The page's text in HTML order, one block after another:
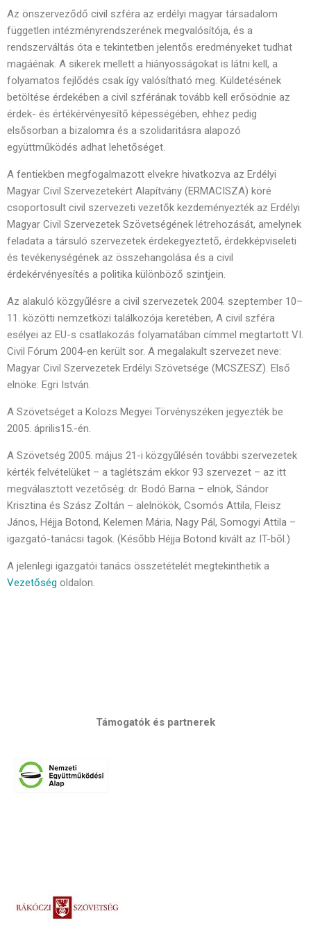
Az önszerveződő civil szféra az erdélyi magyar társadalom
független intézményrendszerének megvalósítója, és a
rendszerváltás óta e tekintetben jelentős eredményeket tudhat
magáénak. A sikerek mellett a hiányosságokat is látni kell, a
folyamatos fejlődés csak így valósítható meg. Küldetésének
betöltése érdekében a civil szférának tovább kell erősödnie az
érdek- és értékérvényesítő képességében, ehhez pedig
elsősorban a bizalomra és a szolidaritásra alapozó
együttműködés adhat lehetőséget.
A fentiekben megfogalmazott elvekre hivatkozva az Erdélyi
Magyar Civil Szervezetekért Alapítvány (ERMACISZA) köré
csoportosult civil szervezeti vezetők kezdeményezték az Erdélyi
Magyar Civil Szervezetek Szövetségének létrehozását, amelynek
feladata a társuló szervezetek érdekegyeztető, érdekképviseleti
és tevékenységének az összehangolása és a civil
érdekérvényesítés a politika különböző szintjein.
Az alakuló közgyűlésre a civil szervezetek 2004. szeptember 10–
11. közötti nemzetközi találkozója keretében, A civil szféra
esélyei az EU-s csatlakozás folyamatában címmel megtartott VI.
Civil Fórum 2004-en került sor. A megalakult szervezet neve:
Magyar Civil Szervezetek Erdélyi Szövetsége (MCSZESZ). Első
elnöke: Egri István.
A Szövetséget a Kolozs Megyei Törvényszéken jegyezték be
2005. április15.-én.
A Szövetség 2005. május 21-i közgyűlésén további szervezetek
kérték felvételüket – a taglétszám ekkor 93 szervezet – az itt
megválasztott vezetőség: dr. Bodó Barna – elnök, Sándor
Krisztina és Szász Zoltán – alelnökök, Csomós Attila, Fleisz
János, Héjja Botond, Kelemen Mária, Nagy Pál, Somogyi Attila –
igazgató-tanácsi tagok. (Később Héjja Botond kivált az IT-ből.)
A jelenlegi igazgatói tanács összetételét megtekinthetik a
Vezetőség oldalon.
Támogatók és partnerek